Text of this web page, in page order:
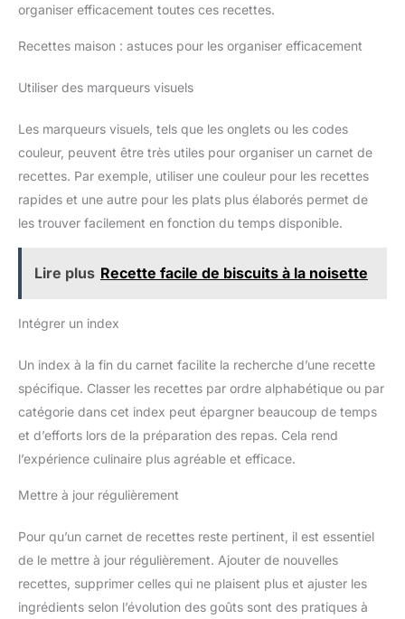
organiser efficacement toutes ces recettes.
Recettes maison : astuces pour les organiser efficacement
Utiliser des marqueurs visuels
Les marqueurs visuels, tels que les onglets ou les codes
couleur, peuvent être très utiles pour organiser un carnet de
recettes. Par exemple, utiliser une couleur pour les recettes
rapides et une autre pour les plats plus élaborés permet de
les trouver facilement en fonction du temps disponible.
Lire plus Recette facile de biscuits à la noisette
Intégrer un index
Un index à la fin du carnet facilite la recherche d’une recette
spécifique. Classer les recettes par ordre alphabétique ou par
catégorie dans cet index peut épargner beaucoup de temps
et d’efforts lors de la préparation des repas. Cela rend
l’expérience culinaire plus agréable et efficace.
Mettre à jour régulièrement
Pour qu’un carnet de recettes reste pertinent, il est essentiel
de le mettre à jour régulièrement. Ajouter de nouvelles
recettes, supprimer celles qui ne plaisent plus et ajuster les
ingrédients selon l’évolution des goûts sont des pratiques à